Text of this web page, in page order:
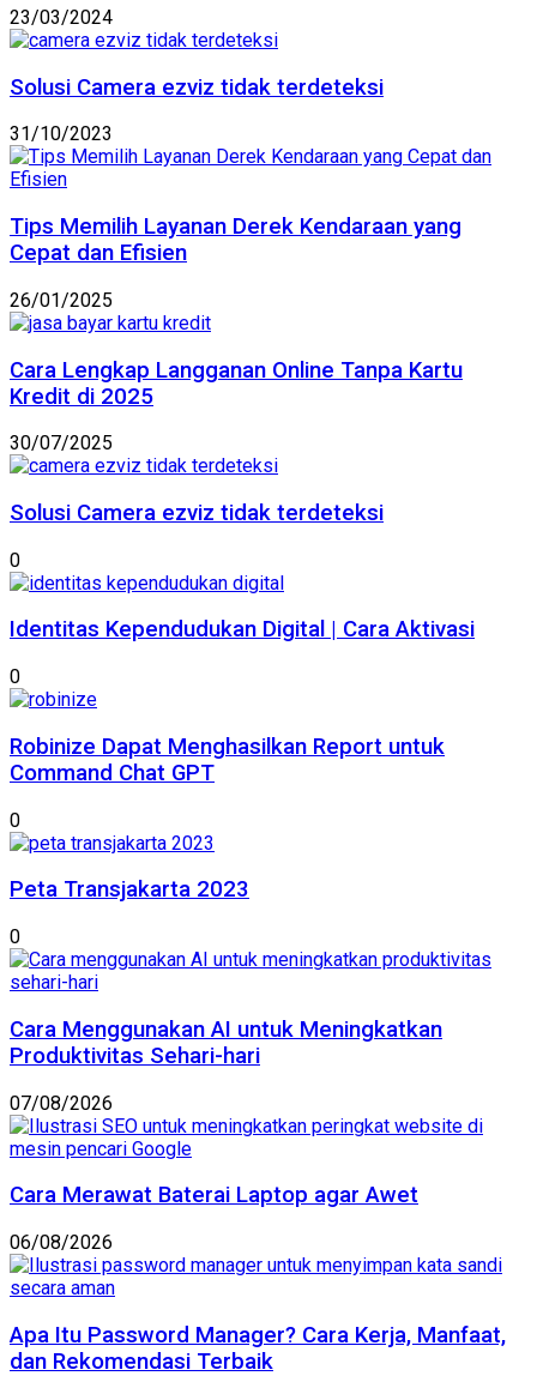
23/03/2024
Solusi Camera ezviz tidak terdeteksi
31/10/2023
Tips Memilih Layanan Derek Kendaraan yang
Cepat dan Efisien
26/01/2025
Cara Lengkap Langganan Online Tanpa Kartu
Kredit di 2025
30/07/2025
Solusi Camera ezviz tidak terdeteksi
0
Identitas Kependudukan Digital | Cara Aktivasi
0
Robinize Dapat Menghasilkan Report untuk
Command Chat GPT
0
Peta Transjakarta 2023
0
Cara Menggunakan AI untuk Meningkatkan
Produktivitas Sehari-hari
07/08/2026
Cara Merawat Baterai Laptop agar Awet
06/08/2026
Apa Itu Password Manager? Cara Kerja, Manfaat,
dan Rekomendasi Terbaik